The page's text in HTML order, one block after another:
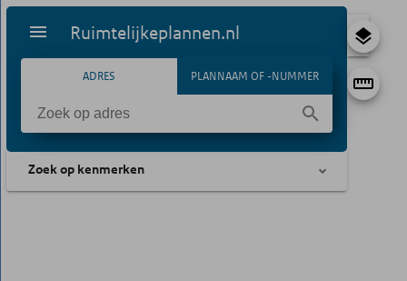
Ruimtelijkeplannen.nl
ADRES PLANNAAM OF -NUMMER
Zoek op kenmerken